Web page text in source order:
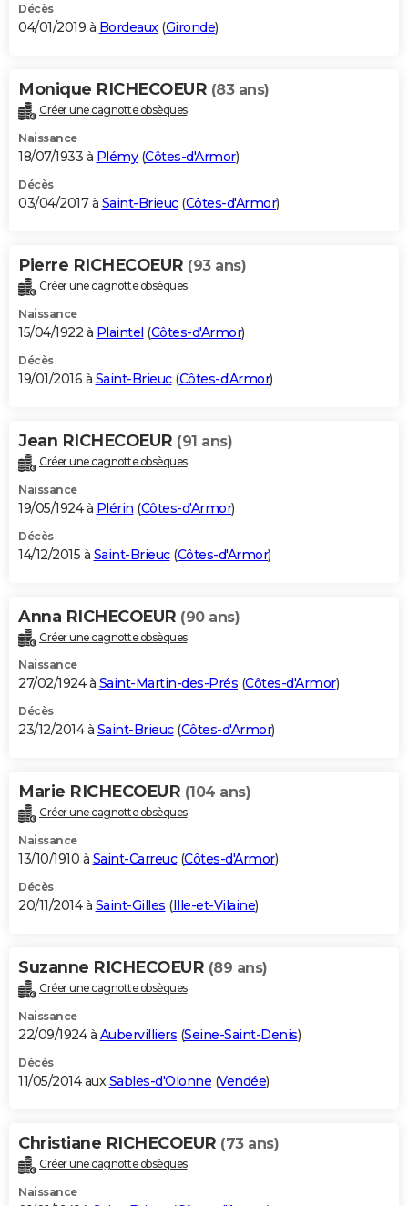
Décès
04/01/2019 à Bordeaux(Gironde)
Monique RICHECOEUR (83 ans)
Créer une cagnotte obsèques
Naissance
18/07/1933 à Plémy(Côtes-d'Armor)
Décès
03/04/2017 à Saint-Brieuc(Côtes-d'Armor)
Pierre RICHECOEUR (93 ans)
Créer une cagnotte obsèques
Naissance
15/04/1922 à Plaintel (Côtes-d'Armor)
Décès
19/01/2016 à Saint-Brieuc(Côtes-d'Armor)
Jean RICHECOEUR (91 ans)
Créer une cagnotte obsèques
Naissance
19/05/1924 à Plérin (Côtes-d'Armor)
Décès
14/12/2015 à Saint-Brieuc(Côtes-d'Armor)
Anna RICHECOEUR (90 ans)
Créer une cagnotte obsèques
Naissance
27/02/1924 à Saint-Martin-des-Prés (Côtes-d'Armor)
Décès
23/12/2014 à Saint-Brieuc(Côtes-d'Armor)
Marie RICHECOEUR (104 ans)
Créer une cagnotte obsèques
Naissance
13/10/1910 à Saint-Carreuc(Côtes-d'Armor)
Décès
20/11/2014 à Saint-Gilles (Ille-et-Vilaine)
Suzanne RICHECOEUR (89 ans)
Créer une cagnotte obsèques
Naissance
22/09/1924 à Aubervilliers (Seine-Saint-Denis)
Décès
11/05/2014 auxSables-d'Olonne (Vendée)
Christiane RICHECOEUR (73 ans)
Créer une cagnotte obsèques
Naissance